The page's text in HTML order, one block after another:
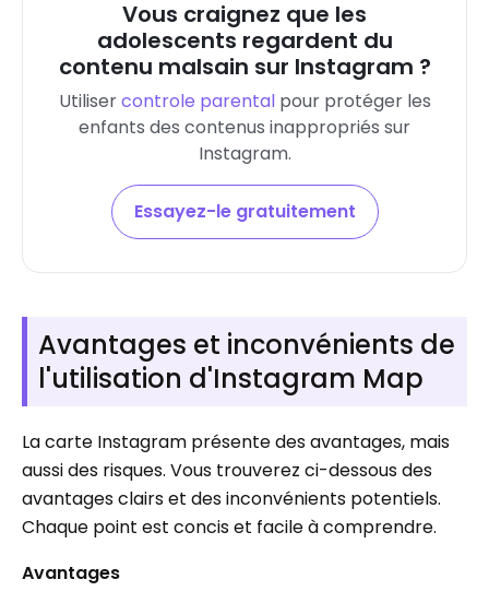
Vous craignez que les
adolescents regardent du
contenu malsain sur Instagram ?
Utilisercontrole parentalpour protéger les
enfants des contenus inappropriés sur
Instagram.
Essayez-le gratuitement
Avantages et inconvénients de
l'utilisation d'Instagram Map
La carte Instagram présente des avantages, mais
aussi des risques. Vous trouverez ci-dessous des
avantages clairs et des inconvénients potentiels.
Chaque point est concis et facile à comprendre.
Avantages